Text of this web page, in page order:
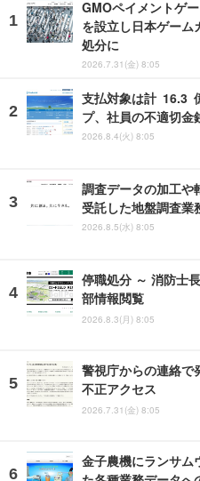
GMOペイメントゲ
を設立し日本ゲーム
処分に
2026.7.31(金) 8:05
支払対象は計 16.3
プ、社員の不適切金
2026.8.4(火) 8:05
調査データの加工
受託した地盤調査業
2026.8.5(水) 8:05
停職処分 ～ 消防士
部情報閲覧
2026.8.3(月) 8:05
警視庁からの連絡で
不正アクセス
2026.7.31(金) 8:05
金子農機にランサム